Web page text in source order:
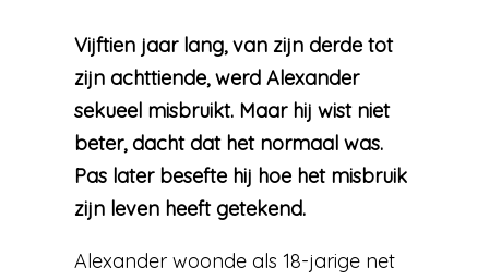
Vijftien jaar lang, van zijn derde tot
zijn achttiende, werd Alexander
sekueel misbruikt. Maar hij wist niet
beter, dacht dat het normaal was.
Pas later besefte hij hoe het misbruik
zijn leven heeft getekend.
Alexander woonde als 18-jarige net